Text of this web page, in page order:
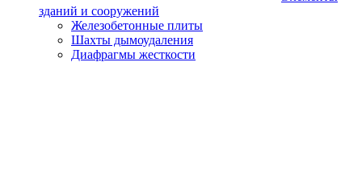
зданий и сооружений
Железобетонные плиты
Шахты дымоудаления
Диафрагмы жесткости